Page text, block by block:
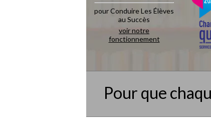
pour Conduire Les Élèves
au Succès
voir notre
fonctionnement
Pour que